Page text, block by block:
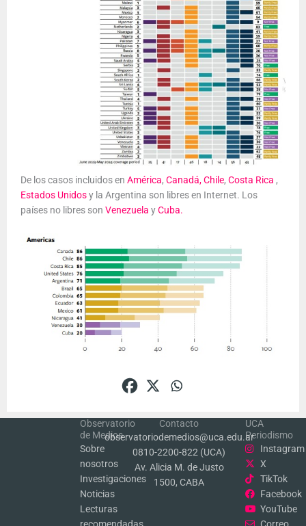
De los casos incluidos en América, Canadá,Chile, Costa Rica ,
Estados Unidosy la Argentina son libres en Internet. Los
países no libres son Venezuela yCuba.
Observatorio
de Medios
Sobre
nosotros
Investigaciones
Noticias
Lecturas
Contacto
observatoriodemedios@uca.edu.ar
0810-2200-822 (UCA)
Av. Alicia M. de Justo
1500, CABA
UCA
Periodismo
Instagram
X
TikTok
Facebook
YouTube